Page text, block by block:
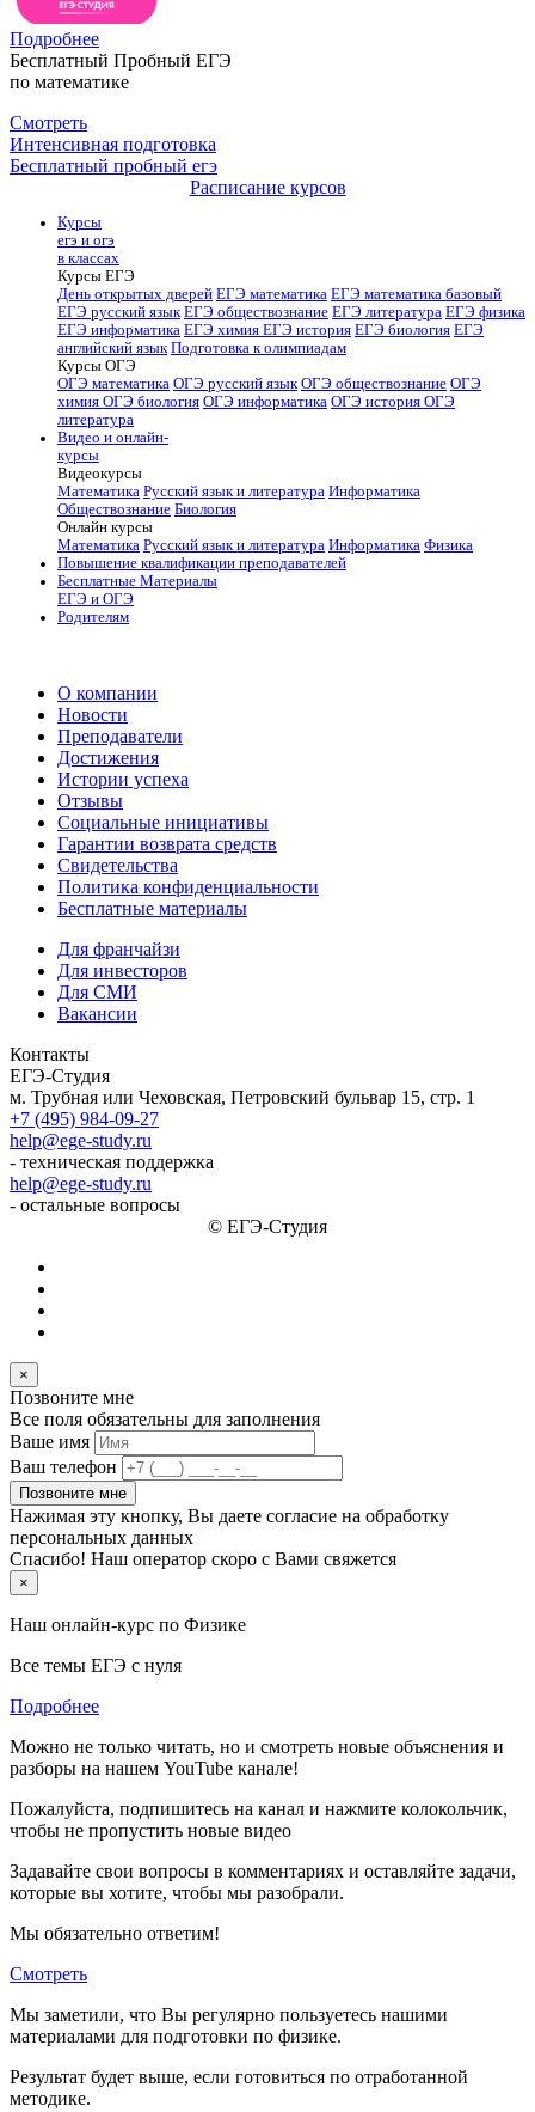
Подробнее
Бесплатный Пробный ЕГЭ
по математике
Смотреть
Интенсивная подготовка
Бесплатный пробный егэ
Расписание курсов
Курсы
егэ и огэ
в классах
Курсы ЕГЭ
День открытых дверей ЕГЭ математика ЕГЭ математика базовый
ЕГЭ русский язык ЕГЭ обществознание ЕГЭ литература ЕГЭ физика
ЕГЭ информатика ЕГЭ химия ЕГЭ история ЕГЭ биология ЕГЭ
английский язык Подготовка к олимпиадам
Курсы ОГЭ
ОГЭ математика ОГЭ русский язык ОГЭ обществознание ОГЭ
химия ОГЭ биология ОГЭ информатика ОГЭ история ОГЭ
литература
Видео и онлайн-
курсы
Видеокурсы
Математика Русский язык и литература Информатика
Обществознание Биология
Онлайн курсы
Математика Русский язык и литература Информатика Физика
Повышение квалификации преподавателей
Бесплатные Материалы
ЕГЭ и ОГЭ
Родителям
О компании
Новости
Преподаватели
Достижения
Истории успеха
Отзывы
Социальные инициативы
Гарантии возврата средств
Свидетельства
Политика конфиденциальности
Бесплатные материалы
Для франчайзи
Для инвесторов
Для СМИ
Вакансии
Контакты
ЕГЭ-Студия
м. Трубная или Чеховская, Петровский бульвар 15, стр. 1
+7 (495) 984-09-27
help@ege-study.ru
- техническая поддержка
help@ege-study.ru
- остальные вопросы
© ЕГЭ-Студия
×
Позвоните мне
Все поля обязательны для заполнения
Ваше имя
Ваш телефон
Позвоните мне
Нажимая эту кнопку, Вы даете согласие на обработку
персональных данных
Спасибо! Наш оператор скоро с Вами свяжется
×
Наш онлайн-курс по Физике
Все темы ЕГЭ с нуля
Подробнее
Можно не только читать, но и смотреть новые объяснения и
разборы на нашем YouTube канале!
Пожалуйста, подпишитесь на канал и нажмите колокольчик,
чтобы не пропустить новые видео
Задавайте свои вопросы в комментариях и оставляйте задачи,
которые вы хотите, чтобы мы разобрали.
Мы обязательно ответим!
Смотреть
Мы заметили, что Вы регулярно пользуетесь нашими
материалами для подготовки по физике.
Результат будет выше, если готовиться по отработанной
методике.